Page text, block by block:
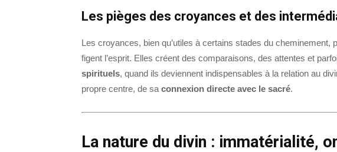
Les pièges des croyances et des
Les croyances, bien qu’utiles à certains stades du cheminement,
figent l’esprit. Elles créent des comparaisons, des attentes et
spirituels, quand ils deviennent indispensables à la relation au
propre centre, de sa connexion directe avec le sacré.
La nature du divin : immatérialité,